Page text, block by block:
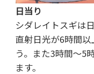
日当り
シダレイトスギは
直射日光が6時間
う。また3時間～5
ます。